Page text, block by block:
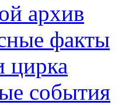
архив
факты
цирка
события